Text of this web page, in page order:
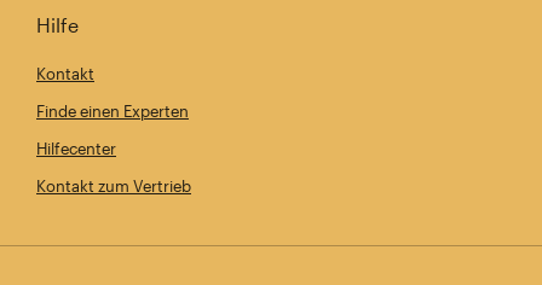
Hilfe
Kontakt
Finde einen Experten
Hilfecenter
Kontakt zum Vertrieb